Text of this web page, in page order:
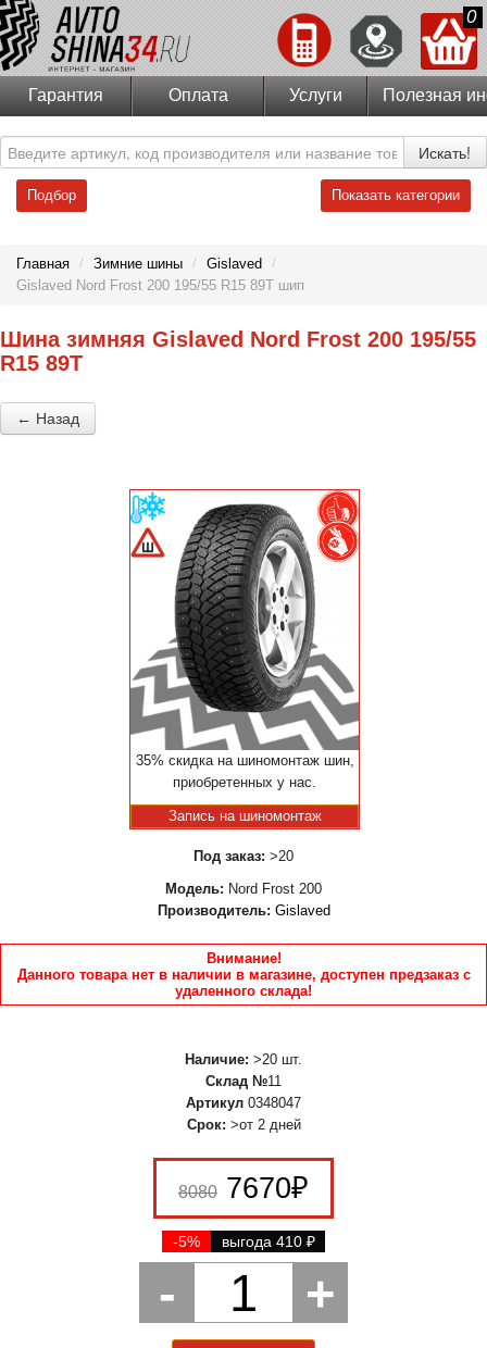
0
Гарантия Оплата Услуги Полезная
Искать!
Подбор Показать категории
Главная / Зимние шины / Gislaved
/
Gislaved Nord Frost 200 195/55 R15 89T шип
Шина зимняя Gislaved Nord Frost 200 195/55
R15 89T
← Назад
35% скидка на шиномонтаж шин,
приобретенных у нас.
Запись на шиномонтаж
Под заказ: >20
Модель: Nord Frost 200
Производитель: Gislaved
Внимание!
Данного товара нет в наличии в магазине, доступен предзаказ с
удаленного склада!
Наличие: >20 шт.
Склад №11
Артикул 0348047
Срок: >от 2 дней
8080 7670₽
-5% выгода 410 ₽
- 1 +